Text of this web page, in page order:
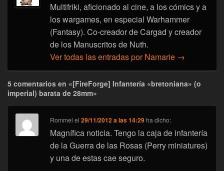
Multifriki, aficionado al cine, a los cómics y a
los wargames, en especial Warhammer
(Fantasy). Co-creador de Cargad y creador
de los Manuscritos de Nuth.
Ver todas las entradas por Namarie →
5 comentarios en «[FireForge] Infantería «bretoniana» (o
imperial) barata de 28mm»
Rommel el29/11/2012 a las 14:29 ha dicho:
Magnífica noticia. Tengo la caja de infantería
de la Guerra de las Rosas (Perry miniatures)
y una de estas cae seguro.